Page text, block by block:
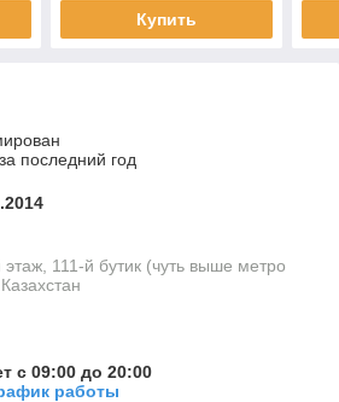
Купить
последний год
111-й бутик (чуть выше метро
с 09:00 до 20:00
работы